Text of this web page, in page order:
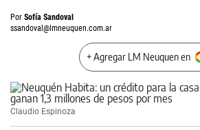
Por Sofía Sandoval
ssandoval@lmneuquen.com.ar
+ Agregar LM Neuquen en
Claudio Espinoza